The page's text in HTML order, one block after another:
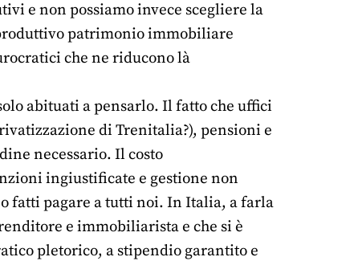
e non possiamo invece scegliere la
patrimonio immobiliare
che ne riducono là
abituati a pensarlo. Il fatto che uffici
di Trenitalia?), pensioni e
necessario. Il costo
ingiustificate e gestione non
fatti pagare a tutti noi. In Italia, a farla
e immobiliarista e che si è
pletorico, a stipendio garantito e